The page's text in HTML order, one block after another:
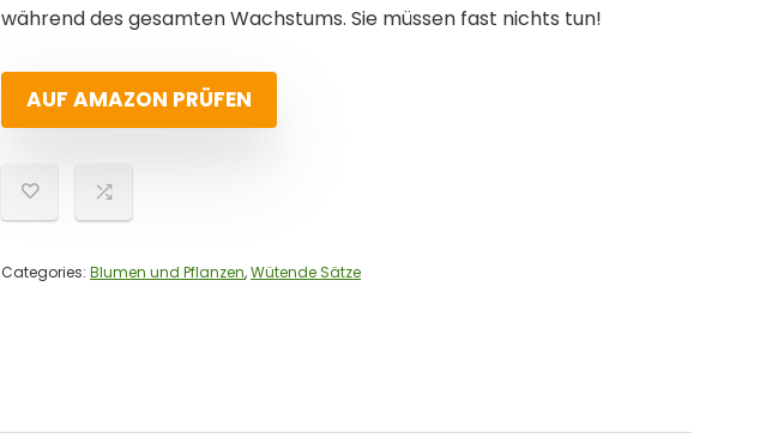
während des gesamten Wachstums. Sie müssen fast nichts tun!
AUF AMAZON PRÜFEN
Categories: Blumen und Pflanzen,Wütende Sätze